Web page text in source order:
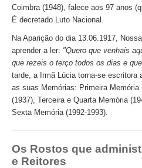
Coimbra (1948), falece aos 97 anos
É decretado Luto Nacional.
Na Aparição do dia 13.06.1917,
aprender a ler: "Quero que venhais
que rezeis o terço todos os dias e
tarde, a Irmã Lúcia torna-se escritora
as suas Memórias: Primeira Memória
(1937), Terceira e Quarta Memória
Sexta Memória (1992-1993).
Os Rostos que
e Reitores